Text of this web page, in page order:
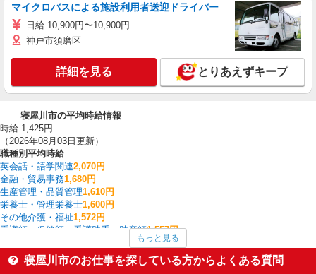
マイクロバスによる施設利用者送迎ドライバー
日給 10,900円〜10,900円
神戸市須磨区
詳細を見る とりあえずキープ
寝屋川市の平均時給情報
時給 1,425円
（2026年08月03日更新）
職種別平均時給
英会話・語学関連2,070円
金融・貿易事務1,680円
生産管理・品質管理1,610円
栄養士・管理栄養士1,600円
その他介護・福祉1,572円
看護師・保健師・看護助手・助産師1,557円
中型（2t・4t）ドライバー1,533円
一般・営業事務1,487円
もっと見る
寝屋川市のお仕事を探している方からよくある質問